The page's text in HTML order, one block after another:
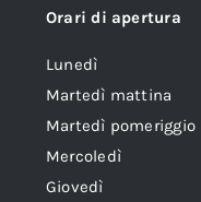
Orari di apertura
Lunedì
Martedì mattina
Martedì pomeriggio
Mercoledì
Giovedì